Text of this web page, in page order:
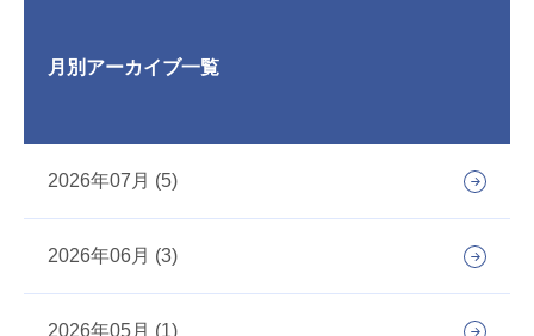
月別アーカイブ一覧
2026年07月 (5)
2026年06月 (3)
2026年05月 (1)